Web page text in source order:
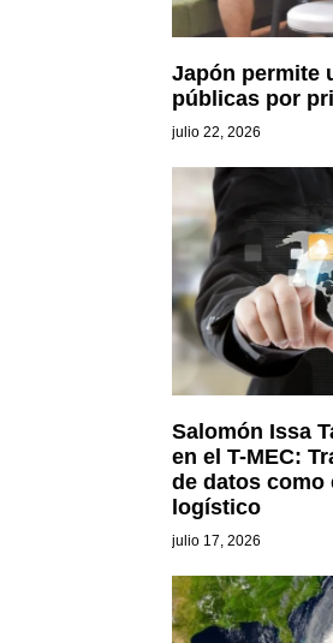
Japón permite
públicas por
julio 22, 2026
Salomón Issa
en el T-MEC:
de datos como
logístico
julio 17, 2026